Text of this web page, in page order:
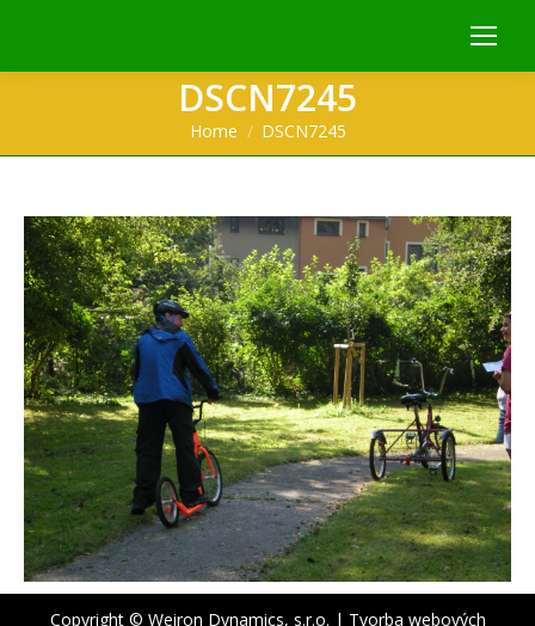
DSCN7245
You are here:
Home DSCN7245
Copyright © Weiron Dynamics, s.r.o. | Tvorba webových